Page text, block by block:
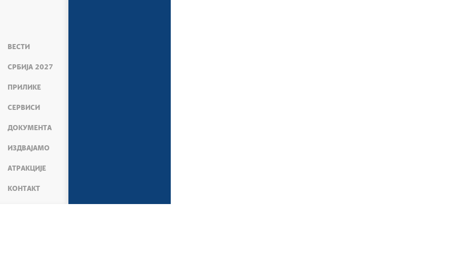
ВЕСТИ
СРБИЈА 2027
ПРИЛИКЕ
СЕРВИСИ
ДОКУМЕНТА
ИЗДВАЈАМО
АТРАКЦИЈЕ
КОНТАКТ